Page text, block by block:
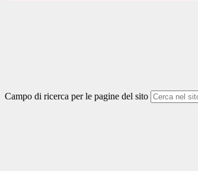
Campo di ricerca per le pagine del sito